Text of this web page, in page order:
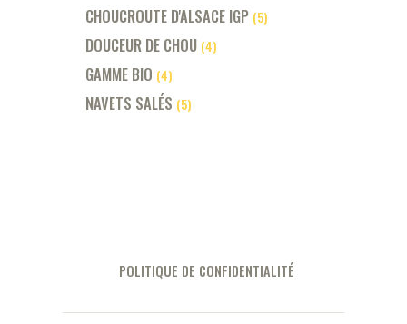
CHOUCROUTE D'ALSACE IGP (5)
DOUCEUR DE CHOU (4)
GAMME BIO (4)
NAVETS SALÉS (5)
POLITIQUE DE CONFIDENTIALITÉ